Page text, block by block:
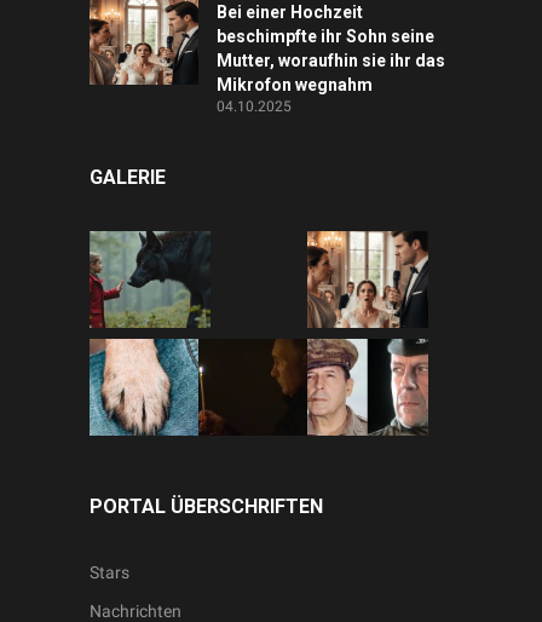
Bei einer Hochzeit
beschimpfte ihr Sohn seine
Mutter, woraufhin sie ihr das
Mikrofon wegnahm
04.10.2025
GALERIE
PORTAL ÜBERSCHRIFTEN
Stars
Nachrichten